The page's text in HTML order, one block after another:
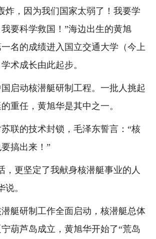
，因为我们国家太弱了！我要学
要科学救国！”海边出生的黄旭
名的成绩进入国立交通大学（今上
术成长由此起步。
动核潜艇研制工程。一批人挑起
重任，黄旭华是其中之一。
的技术封锁，毛泽东誓言：“核
搞出来！”
更坚定了我献身核潜艇事业的人
说。
研制工作全面启动，核潜艇总体
葫芦岛成立，黄旭华开始了“荒岛